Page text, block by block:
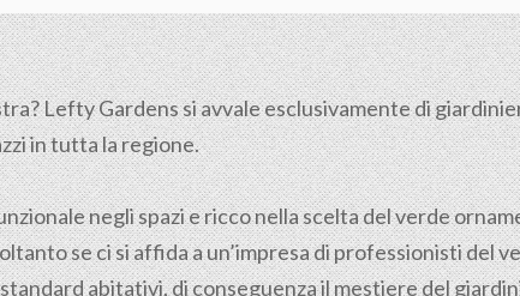
Lefty Gardens si avvale esclusivamente di
in tutta la regione.
negli spazi e ricco nella scelta del verde
se ci si affida a un’impresa di professionisti del
abitativi, di conseguenza il mestiere del